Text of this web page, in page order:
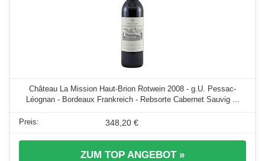
Château La Mission Haut-Brion Rotwein 2008 - g.U. Pessac-
Léognan - Bordeaux Frankreich - Rebsorte Cabernet Sauvig ...
348,20 €
ZUM TOP ANGEBOT »